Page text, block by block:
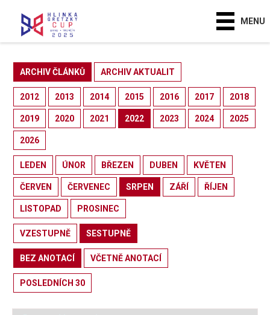
MENU
ARCHIV ČLÁNKŮ ARCHIV AKTUALIT
2012 2013 2014 2015 2016 2017 2018
2019 2020 2021 2022 2023 2024 2025
2026
LEDEN ÚNOR BŘEZEN DUBEN KVĚTEN
ČERVEN ČERVENEC SRPEN ZÁŘÍ ŘÍJEN
LISTOPAD PROSINEC
VZESTUPNĚ SESTUPNĚ
BEZ ANOTACÍ VČETNĚ ANOTACÍ
POSLEDNÍCH 30